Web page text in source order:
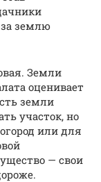
за землю
Земли
оценивает
земли
участок, но
или для
— свои